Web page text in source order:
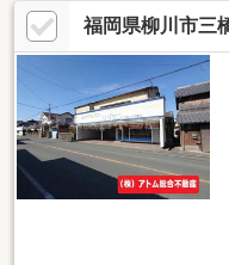
福岡県柳川市三